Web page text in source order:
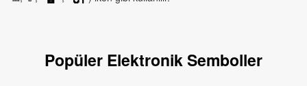
Popüler Elektronik Semboller